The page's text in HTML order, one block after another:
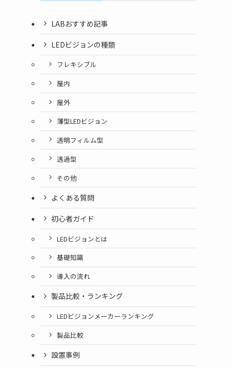
LABおすすめ記事
LEDビジョンの種類
フレキシブル
屋内
屋外
薄型LEDビジョン
透明フィルム型
透過型
その他
よくある質問
初心者ガイド
LEDビジョンとは
基礎知識
導入の流れ
製品比較・ランキング
LEDビジョンメーカーランキング
製品比較
設置事例